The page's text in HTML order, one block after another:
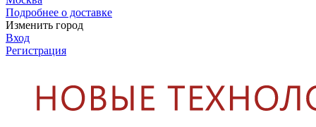
Подробнее о доставке
Изменить город
Вход
Регистрация